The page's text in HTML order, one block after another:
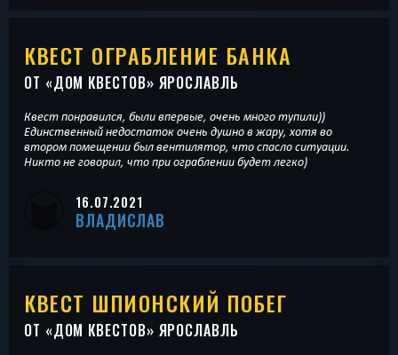
КВЕСТ ОГРАБЛЕНИЕ БАНКА
ОТ «ДОМ КВЕСТОВ» ЯРОСЛАВЛЬ
Квест понравился, были впервые, очень много тупили))
Единственный недостаток очень душно в жару, хотя во
втором помещении был вентилятор, что спасло ситуации.
Никто не говорил, что при ограблении будет легко)
16.07.2021
ВЛАДИСЛАВ
КВЕСТ ШПИОНСКИЙ ПОБЕГ
ОТ «ДОМ КВЕСТОВ» ЯРОСЛАВЛЬ